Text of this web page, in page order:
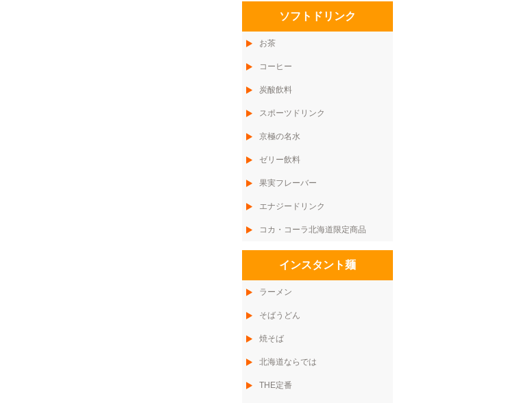
ソフトドリンク
お茶
コーヒー
炭酸飲料
スポーツドリンク
京極の名水
ゼリー飲料
果実フレーバー
エナジードリンク
コカ・コーラ北海道限定商品
インスタント麺
ラーメン
そばうどん
焼そば
北海道ならでは
THE定番